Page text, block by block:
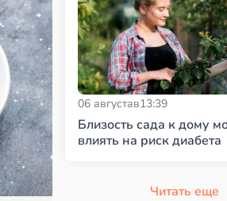
06 августав13:39
Близость сада к дому
влиять на риск диабета
Читать еще